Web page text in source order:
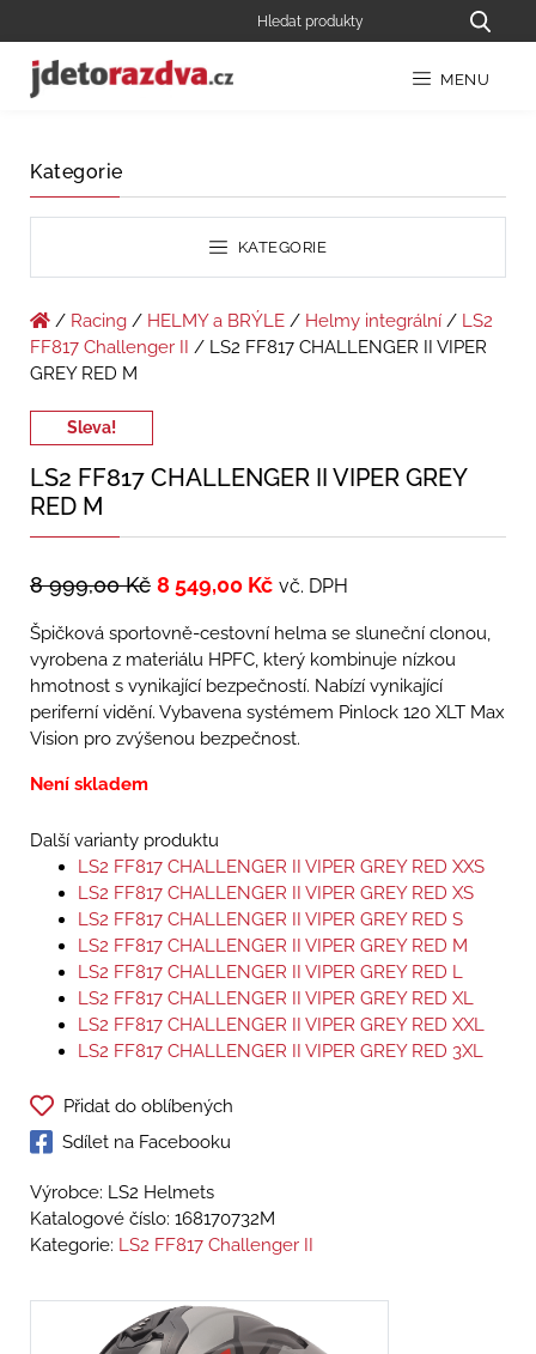
MENU
Kategorie
KATEGORIE
/ Racing / HELMY a BRÝLE / Helmy integrální / LS2
FF817 Challenger II
/ LS2 FF817 CHALLENGER II VIPER
GREY RED M
Sleva!
LS2 FF817 CHALLENGER II VIPER GREY
RED M
8 999,00Kč 8 549,00 Kč vč. DPH
Špičková sportovně-cestovní helma se sluneční clonou,
vyrobena z materiálu HPFC, který kombinuje nízkou
hmotnost s vynikající bezpečností. Nabízí vynikající
periferní vidění. Vybavena systémem Pinlock 120 XLT Max
Vision pro zvýšenou bezpečnost.
Není skladem
Další varianty produktu
LS2 FF817 CHALLENGER II VIPER GREY RED XXS
LS2 FF817 CHALLENGER II VIPER GREY RED XS
LS2 FF817 CHALLENGER II VIPER GREY RED S
LS2 FF817 CHALLENGER II VIPER GREY RED M
LS2 FF817 CHALLENGER II VIPER GREY RED L
LS2 FF817 CHALLENGER II VIPER GREY RED XL
LS2 FF817 CHALLENGER II VIPER GREY RED XXL
LS2 FF817 CHALLENGER II VIPER GREY RED 3XL
Přidat do oblíbených
Sdílet na Facebooku
Výrobce: LS2 Helmets
Katalogové číslo: 168170732M
Kategorie: LS2 FF817 Challenger II